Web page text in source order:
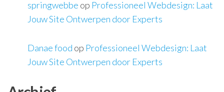
springwebbe op Professioneel Webdesign: Laat
Jouw Site Ontwerpen door Experts
Danae food op Professioneel Webdesign: Laat
Jouw Site Ontwerpen door Experts